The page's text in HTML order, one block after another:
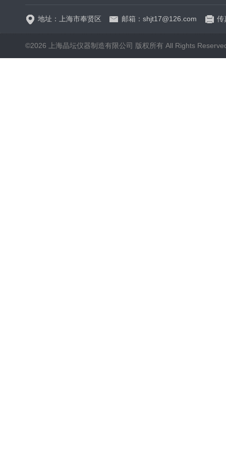
地址：上海市奉贤区 邮箱：shjt17@126.com 传
©2026 上海晶坛仪器制造有限公司 版权所有 All Rights